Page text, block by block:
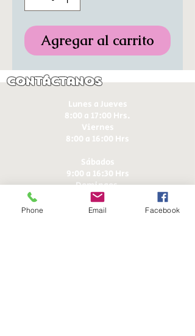
Agregar al carrito
Contáctanos
Lunes a Jueves
8:00 a 17:00 Hrs.
Viernes
8:00 a 16:00 Hrs​
Sábados
9:00 a 16:30 Hrs
Domingos
9:00 a 14:30 Hrs
Phone Email Facebook